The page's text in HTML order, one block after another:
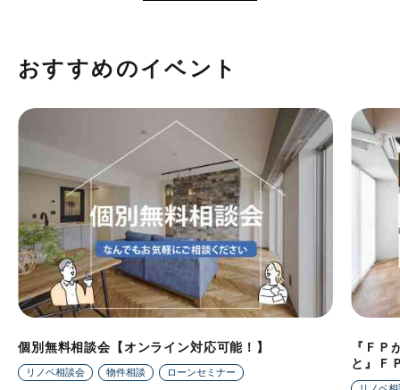
おすすめのイベント
個別無料相談会【オンライン対応可能！】
リノベ相談会 物件相談 ローンセミナー
『ＦＰ
と』Ｆ